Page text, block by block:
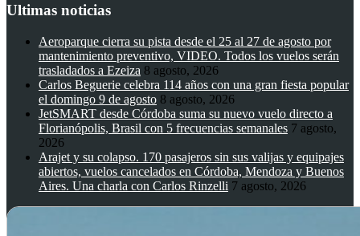
Ultimas noticias
Aeroparque cierra su pista desde el 25 al 27 de agosto por
mantenimiento preventivo, VIDEO. Todos los vuelos serán
trasladados a Ezeiza 8 agosto, 2026
Carlos Beguerie celebra 114 años con una gran fiesta popular
el domingo 9 de agosto 8 agosto, 2026
JetSMART desde Córdoba suma su nuevo vuelo directo a
Florianópolis, Brasil con 5 frecuencias semanales 7 agosto,
2026
Arajet y su colapso. 170 pasajeros sin sus valijas y equipajes
abiertos, vuelos cancelados en Córdoba, Mendoza y Buenos
Aires. Una charla con Carlos Rinzelli 7 agosto, 2026